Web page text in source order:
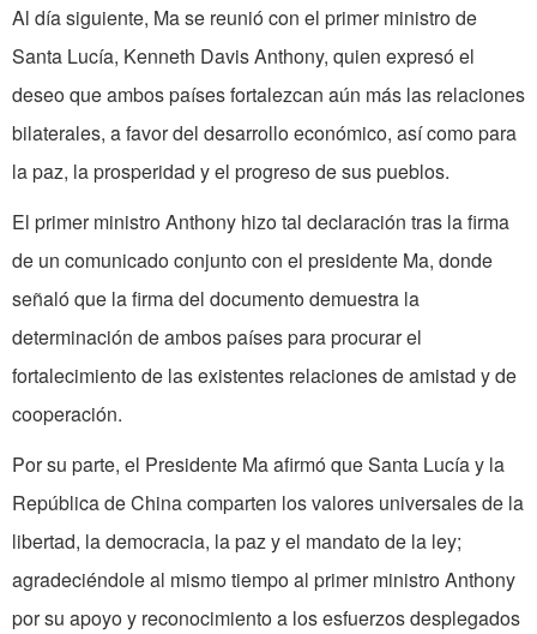
Al día siguiente, Ma se reunió con el primer ministro de
Santa Lucía, Kenneth Davis Anthony, quien expresó el
deseo que ambos países fortalezcan aún más las relaciones
bilaterales, a favor del desarrollo económico, así como para
la paz, la prosperidad y el progreso de sus pueblos.
El primer ministro Anthony hizo tal declaración tras la firma
de un comunicado conjunto con el presidente Ma, donde
señaló que la firma del documento demuestra la
determinación de ambos países para procurar el
fortalecimiento de las existentes relaciones de amistad y de
cooperación.
Por su parte, el Presidente Ma afirmó que Santa Lucía y la
República de China comparten los valores universales de la
libertad, la democracia, la paz y el mandato de la ley;
agradeciéndole al mismo tiempo al primer ministro Anthony
por su apoyo y reconocimiento a los esfuerzos desplegados